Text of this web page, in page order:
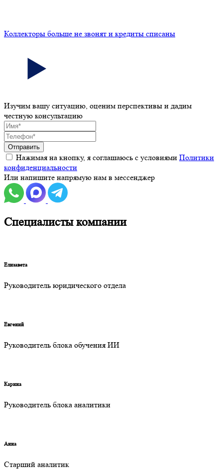
Коллекторы больше не звонят и кредиты списаны
Изучим вашу ситуацию, оценим перспективы и дадим
честную консультацию
Отправить
Нажимая на кнопку, я соглашаюсь с условиями Политики
конфиденциальности
Или напишите напрямую нам в мессенджер
Специалисты компании
Елизавета
Руководитель юридического отдела
Евгений
Руководитель блока обучения ИИ
Карина
Руководитель блока аналитики
Анна
Старший аналитик